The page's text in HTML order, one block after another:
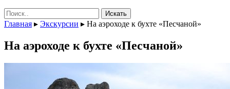
Поиск:
Главная ▸ Экскурсии ▸ На аэроходе к бухте «Песчаной»
На аэроходе к бухте «Песчаной»